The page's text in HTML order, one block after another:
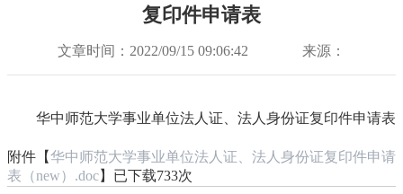
复印件申请表
文章时间：2022/09/15 09:06:42 来源：
华中师范大学事业单位法人证、法人身份证复印件申请表
附件【华中师范大学事业单位法人证、法人身份证复印件申请
表（new）.doc】已下载733次